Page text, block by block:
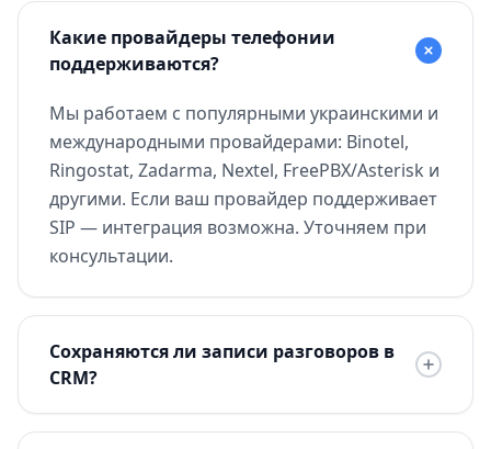
Какие провайдеры телефонии
поддерживаются?
Мы работаем с популярными украинскими и
международными провайдерами: Binotel,
Ringostat, Zadarma, Nextel, FreePBX/Asterisk и
другими. Если ваш провайдер поддерживает
SIP — интеграция возможна. Уточняем при
консультации.
Сохраняются ли записи разговоров в
CRM?